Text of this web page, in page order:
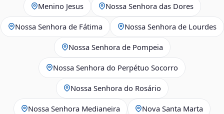
Menino Jesus Nossa Senhora das Dores
Nossa Senhora de Fátima Nossa Senhora de Lourdes
Nossa Senhora de Pompeia
Nossa Senhora do Perpétuo Socorro
Nossa Senhora do Rosário
Nossa Senhora Medianeira Nova Santa Marta